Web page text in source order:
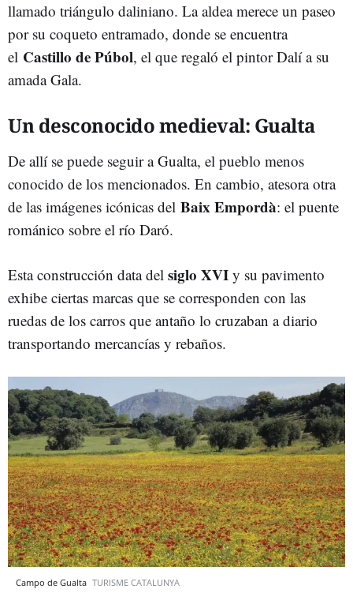
llamado triángulo daliniano. La aldea merece un paseo
por su coqueto entramado, donde se encuentra
el Castillo de Púbol, el que regaló el pintor Dalí a su
amada Gala.
Un desconocido medieval: Gualta
De allí se puede seguir a Gualta, el pueblo menos
conocido de los mencionados. En cambio, atesora otra
de las imágenes icónicas del Baix Empordà: el puente
románico sobre el río Daró.
Esta construcción data del siglo XVI y su pavimento
exhibe ciertas marcas que se corresponden con las
ruedas de los carros que antaño lo cruzaban a diario
transportando mercancías y rebaños.
Campo de Gualta TURISME CATALUNYA